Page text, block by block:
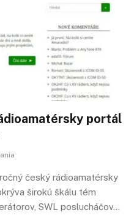
portál
český rádioamatérsky
širokú škálu tém
SWL poslucháčov…